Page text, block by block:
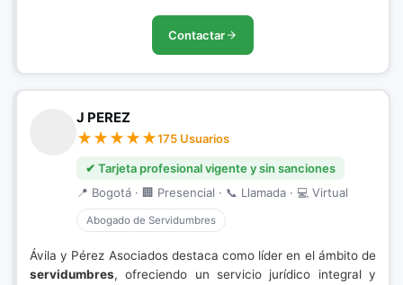
Contactar
J PEREZ
175 Usuarios
✔ Tarjeta profesional vigente y sin sanciones
📍 Bogotá · 🏢 Presencial · 📞 Llamada · 💻 Virtual
Abogado de Servidumbres
Ávila y Pérez Asociados destaca como líder en el ámbito de
servidumbres, ofreciendo un servicio jurídico integral y